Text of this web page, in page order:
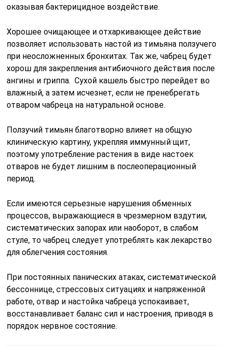
оказывая бактерицидное воздействие.
Хорошее очищающее и отхаркивающее действие
позволяет использовать настой из тимьяна ползучего
при неосложненных бронхитах. Так же, чабрец будет
хорош для закрепления антибиочного действия после
ангины и гриппа. Сухой кашель быстро перейдет во
влажный, а затем исчезнет, если не пренебрегать
отваром чабреца на натуральной основе.
Ползучий тимьян благотворно влияет на общую
клиническую картину, укрепляя иммунный щит,
поэтому употребление растения в виде настоек
отваров не будет лишним в послеоперационный
период.
Если имеются серьезные нарушения обменных
процессов, выражающиеся в чрезмерном вздутии,
систематических запорах или наоборот, в слабом
стуле, то чабрец следует употреблять как лекарство
для облегчения состояния.
При постоянных панических атаках, систематической
бессоннице, стрессовых ситуациях и напряженной
работе, отвар и настойка чабреца успокаивает,
восстанавливает баланс сил и настроения, приводя в
порядок нервное состояние.